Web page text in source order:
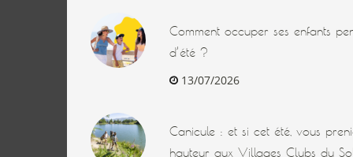
Comment occuper ses enfants
d’été ?
13/07/2026
Canicule : et si cet été, vous
hauteur aux Villages Clubs du